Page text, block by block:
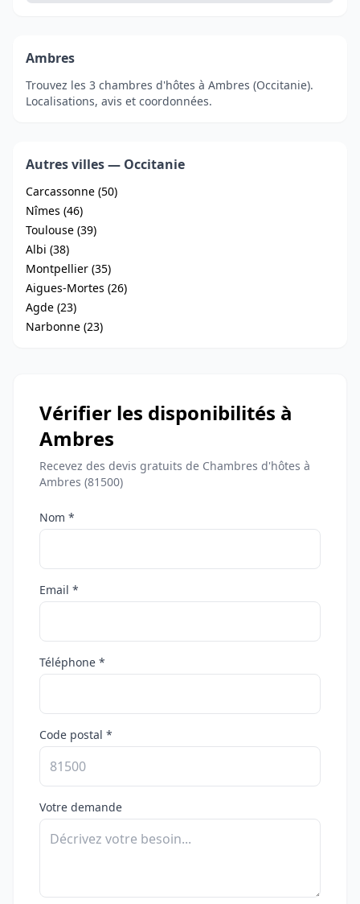
Ambres
Trouvez les 3 chambres d'hôtes à Ambres (Occitanie).
Localisations, avis et coordonnées.
Autres villes — Occitanie
Carcassonne (50)
Nîmes (46)
Toulouse (39)
Albi (38)
Montpellier (35)
Aigues-Mortes (26)
Agde (23)
Narbonne (23)
Vérifier les disponibilités à
Ambres
Recevez des devis gratuits de Chambres d'hôtes à
Ambres (81500)
Nom *
Email *
Téléphone *
Code postal *
Votre demande